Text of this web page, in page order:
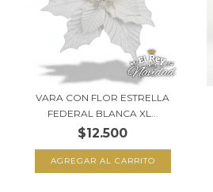
VARA CON FLOR ESTRELLA
FEDERAL BLANCA XL...
$12.500